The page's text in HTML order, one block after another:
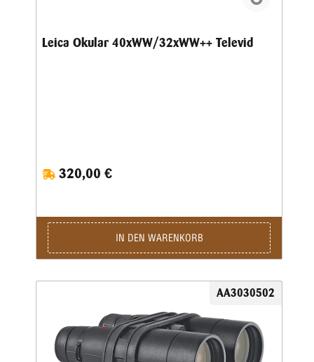
Leica Okular 40xWW/32xWW++ Televid
320,00 €
IN DEN WARENKORB
AA3030502